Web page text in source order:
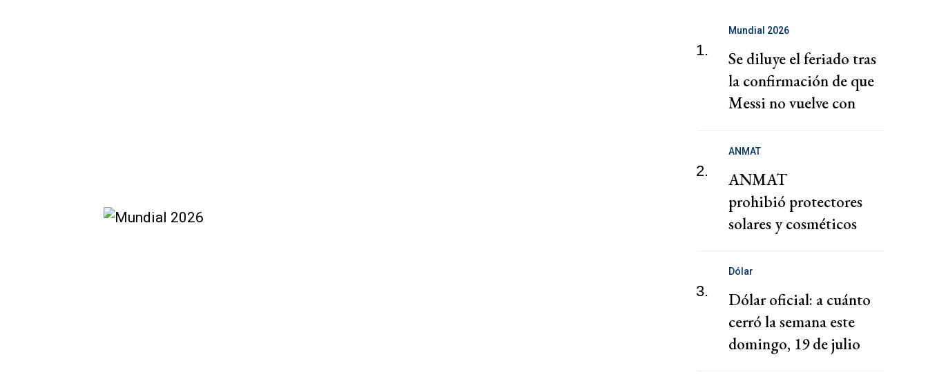
1.
Mundial 2026
Se diluye el feriado tras
la confirmación de que
Messi no vuelve con
2.
ANMAT
ANMAT
prohibió protectores
solares y cosméticos
para la salud
3.
Dólar
Dólar oficial: a cuánto
cerró la semana este
domingo, 19 de julio